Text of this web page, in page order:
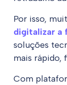
Por isso,
digitalizar a
soluções
mais rápido,
Com